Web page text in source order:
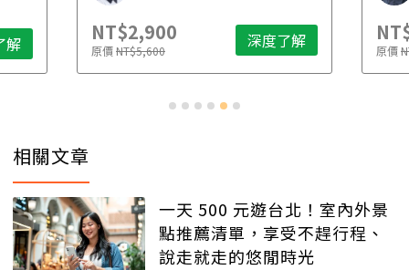
解 NT$2,900
原價NT$5,600 深度了解 原價
相關文章
一天 500 元遊台北！室內外景
點推薦清單，享受不趕行程、
說走就走的悠閒時光